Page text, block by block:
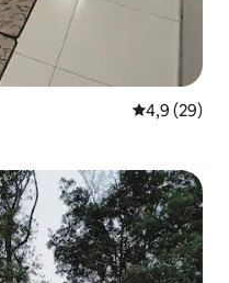
Évaluation
4,9 (29)